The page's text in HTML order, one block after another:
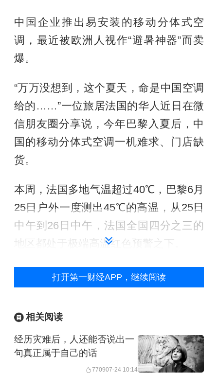
中国企业推出易安装的移动分体式空
调，最近被欧洲人视作“避暑神器”而卖
爆。
“万万没想到，这个夏天，命是中国空调
给的……”一位旅居法国的华人近日在微
信朋友圈分享说，今年巴黎入夏后，中
国的移动分体式空调一机难求、门店缺
货。
本周，法国多地气温超过40℃，巴黎6月
25日户外一度测出45℃的高温，从25日
中午到26日中午，法国全国四分之三的
地区都处于极端高温红色预警之下。
中国移动空调在热浪袭击的德国、奥地
利等其他欧洲国家也出现脱销。据海关
数据，今年前5个月中国向法国、荷兰、
均翻倍增长，向西班牙、葡萄牙、德国
等中南欧国家的空调出口额也都实现两
打开第一财经APP，继续阅读
相关阅读
经历灾难后，人还能否说出一
句真正属于自己的话
770907-24 10:14